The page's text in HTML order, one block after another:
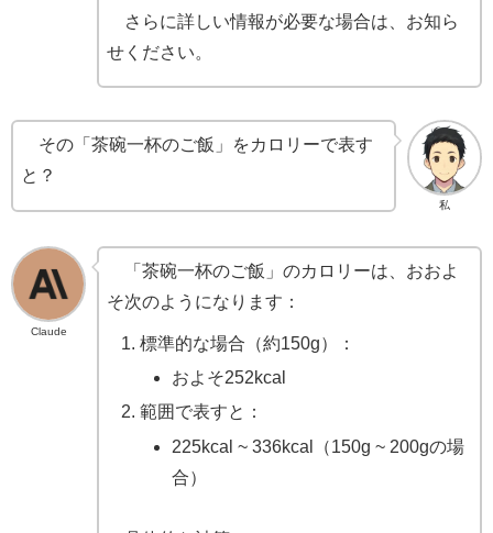
さらに詳しい情報が必要な場合は、お知ら
せください。
私
その「茶碗一杯のご飯」をカロリーで表す
と？
Claude
「茶碗一杯のご飯」のカロリーは、おおよ
そ次のようになります：
標準的な場合（約150g）：
およそ252kcal
範囲で表すと：
225kcal ~ 336kcal（150g ~ 200gの場
合）